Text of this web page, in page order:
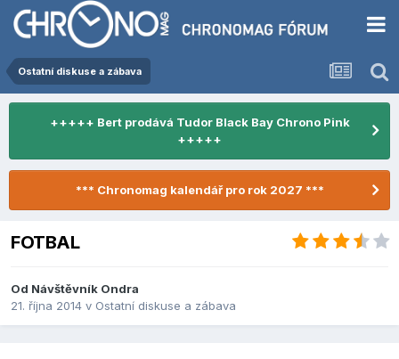
Ostatní diskuse a zábava
+++++ Bert prodává Tudor Black Bay Chrono Pink
+++++
*** Chronomag kalendář pro rok 2027 ***
FOTBAL
Od Návštěvník Ondra
21. října 2014 v Ostatní diskuse a zábava